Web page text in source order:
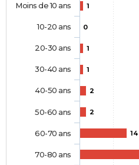
1
0
1
1
2
2
14
Moins de 10 ans
10-20 ans
20-30 ans
30-40 ans
40-50 ans
50-60 ans
60-70 ans
70-80 ans